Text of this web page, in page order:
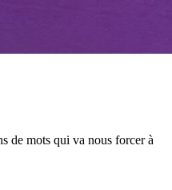
de mots qui va nous forcer à